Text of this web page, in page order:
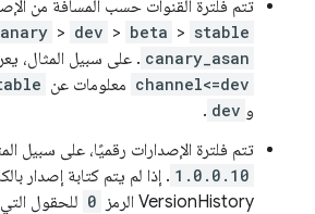
تتم فلترة القنوات حسب المسافة من
stable
<
beta
<
dev
<
canary_asan . على سبيل المثال،
channel<=dev معلومات عن
و dev
.
تتم فلترة الإصدارات رقميًا، على سبيل
1.0.0.10 . إذا لم يتم كتابة إصدار
VersionHistory الرمز
0 للحقول